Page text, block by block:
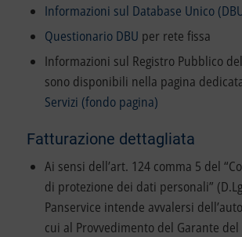
Informazioni sul Database Unico
Questionario DBU per rete fissa
Informazioni sul Registro Pubblico
sono disponibili nella pagina
Servizi (fondo pagina)
Fatturazione dettagliata
Ai sensi dell’art. 124 comma 5 del
di protezione dei dati personali”
Panservice intende avvalersi
cui al Provvedimento del Garante del